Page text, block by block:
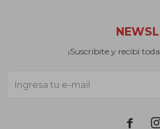
¡Suscribite y recibí
